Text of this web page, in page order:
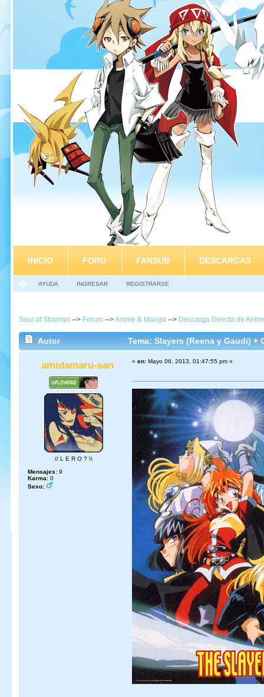
INICIO FORO FANSUB DESCARGAS
AYUDA INGRESAR REGISTRARSE
Soul of Shaman --> Forum -->Anime & Manga --> Descarga Directa de
Autor Tema: Slayers (Reena y Gaudi)
amidamaru-san
// L E R O ? \\
Mensajes: 9
Karma: 0
Sexo:
« en: Mayo 06, 2013, 01:47:55 pm »